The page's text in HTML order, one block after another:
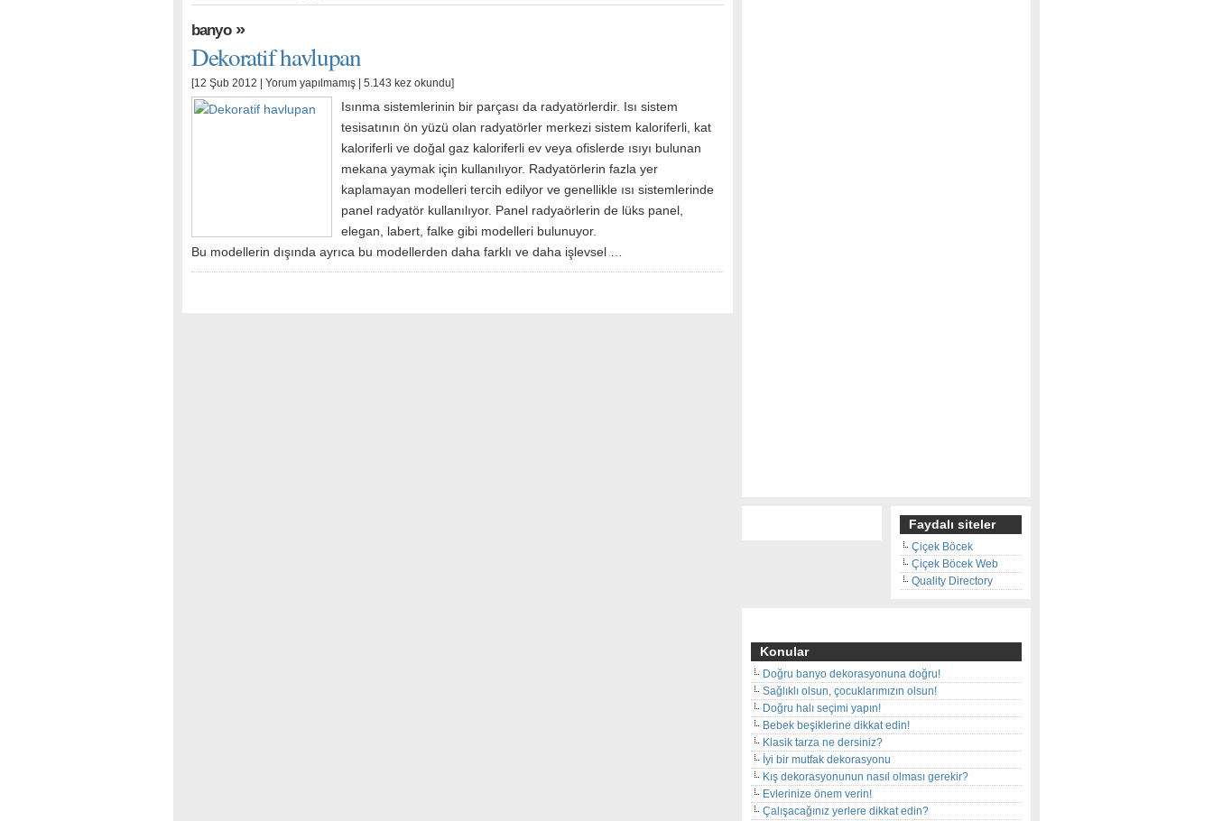
banyo»
Dekoratif havlupan
[12 Şub 2012 | Yorum yapılmamış | 5.143 kez okundu]
Isınma sistemlerinin bir parçası da radyatörlerdir. Isı sistem
tesisatının ön yüzü olan radyatörler merkezi sistem kaloriferli, kat
kaloriferli ve doğal gaz kaloriferli ev veya ofislerde ısıyı bulunan
mekana yaymak için kullanılıyor. Radyatörlerin fazla yer
kaplamayan modelleri tercih edilyor ve genellikle ısı sistemlerinde
panel radyatör kullanılıyor. Panel radyaörlerin de lüks panel,
elegan, labert, falke gibi modelleri bulunuyor.
Bu modellerin dışında ayrıca bu modellerden daha farklı ve daha işlevsel …
Faydalı siteler
Çiçek Böcek
Çiçek Böcek Web
Quality Directory
Konular
Doğru banyo dekorasyonuna doğru!
Sağlıklı olsun, çocuklarımızın olsun!
Doğru halı seçimi yapın!
Bebek beşiklerine dikkat edin!
Klasik tarza ne dersiniz?
İyi bir mutfak dekorasyonu
Kış dekorasyonunun nasıl olması gerekir?
Evlerinize önem verin!
Çalışacağınız yerlere dikkat edin?